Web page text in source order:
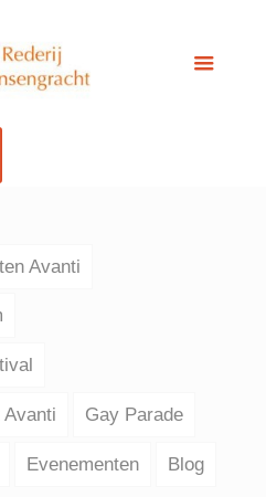
Avanti
Avanti Gay Parade
Evenementen Blog